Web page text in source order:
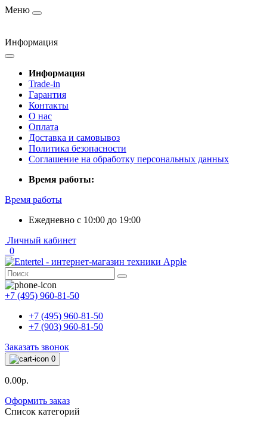
Меню
Информация
Информация
Trade-in
Гарантия
Контакты
О нас
Оплата
Доставка и самовывоз
Политика безопасности
Соглашение на обработку персональных данных
Время работы:
Время работы
Ежедневно с 10:00 до 19:00
Личный кабинет
0
+7 (495) 960-81-50
+7 (495) 960-81-50
+7 (903) 960-81-50
Заказать звонок
0
0.00р.
Оформить заказ
Список категорий